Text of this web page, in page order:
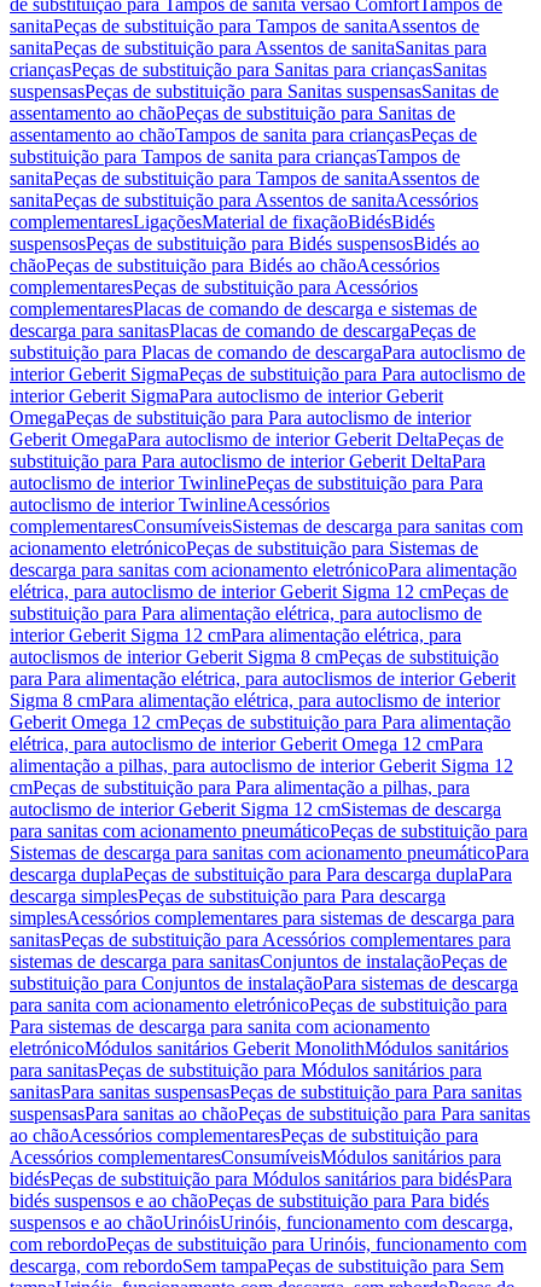
de substituição para Tampos de sanita versão ComfortTampos de
sanitaPeças de substituição para Tampos de sanitaAssentos de
sanitaPeças de substituição para Assentos de sanitaSanitas para
criançasPeças de substituição para Sanitas para criançasSanitas
suspensasPeças de substituição para Sanitas suspensasSanitas de
assentamento ao chãoPeças de substituição para Sanitas de
assentamento ao chãoTampos de sanita para criançasPeças de
substituição para Tampos de sanita para criançasTampos de
sanitaPeças de substituição para Tampos de sanitaAssentos de
sanitaPeças de substituição para Assentos de sanitaAcessórios
complementaresLigaçõesMaterial de fixaçãoBidésBidés
suspensosPeças de substituição para Bidés suspensosBidés ao
chãoPeças de substituição para Bidés ao chãoAcessórios
complementaresPeças de substituição para Acessórios
complementaresPlacas de comando de descarga e sistemas de
descarga para sanitasPlacas de comando de descargaPeças de
substituição para Placas de comando de descargaPara autoclismo de
interior Geberit SigmaPeças de substituição para Para autoclismo de
interior Geberit SigmaPara autoclismo de interior Geberit
OmegaPeças de substituição para Para autoclismo de interior
Geberit OmegaPara autoclismo de interior Geberit DeltaPeças de
substituição para Para autoclismo de interior Geberit DeltaPara
autoclismo de interior TwinlinePeças de substituição para Para
autoclismo de interior TwinlineAcessórios
complementaresConsumíveisSistemas de descarga para sanitas com
acionamento eletrónicoPeças de substituição para Sistemas de
descarga para sanitas com acionamento eletrónicoPara alimentação
elétrica, para autoclismo de interior Geberit Sigma 12 cmPeças de
substituição para Para alimentação elétrica, para autoclismo de
interior Geberit Sigma 12 cmPara alimentação elétrica, para
autoclismos de interior Geberit Sigma 8 cmPeças de substituição
para Para alimentação elétrica, para autoclismos de interior Geberit
Sigma 8 cmPara alimentação elétrica, para autoclismo de interior
Geberit Omega 12 cmPeças de substituição para Para alimentação
elétrica, para autoclismo de interior Geberit Omega 12 cmPara
alimentação a pilhas, para autoclismo de interior Geberit Sigma 12
cmPeças de substituição para Para alimentação a pilhas, para
autoclismo de interior Geberit Sigma 12 cmSistemas de descarga
para sanitas com acionamento pneumáticoPeças de substituição para
Sistemas de descarga para sanitas com acionamento pneumáticoPara
descarga duplaPeças de substituição para Para descarga duplaPara
descarga simplesPeças de substituição para Para descarga
simplesAcessórios complementares para sistemas de descarga para
sanitasPeças de substituição para Acessórios complementares para
sistemas de descarga para sanitasConjuntos de instalaçãoPeças de
substituição para Conjuntos de instalaçãoPara sistemas de descarga
para sanita com acionamento eletrónicoPeças de substituição para
Para sistemas de descarga para sanita com acionamento
eletrónicoMódulos sanitários Geberit MonolithMódulos sanitários
para sanitasPeças de substituição para Módulos sanitários para
sanitasPara sanitas suspensasPeças de substituição para Para sanitas
suspensasPara sanitas ao chãoPeças de substituição para Para sanitas
ao chãoAcessórios complementaresPeças de substituição para
Acessórios complementaresConsumíveisMódulos sanitários para
bidésPeças de substituição para Módulos sanitários para bidésPara
bidés suspensos e ao chãoPeças de substituição para Para bidés
suspensos e ao chãoUrinóisUrinóis, funcionamento com descarga,
com rebordoPeças de substituição para Urinóis, funcionamento com
descarga, com rebordoSem tampaPeças de substituição para Sem